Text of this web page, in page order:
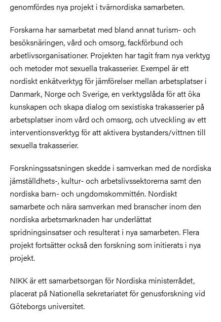
genomfördes nya projekt i tvärnordiska samarbeten.
Forskarna har samarbetat med bland annat turism- och
besöksnäringen, vård och omsorg, fackförbund och
arbetlivsorganisationer. Projekten har tagit fram nya verktyg
och metoder mot sexuella trakasserier. Exempel är ett
nordiskt enkätverktyg för jämförelser mellan arbetsplatser i
Danmark, Norge och Sverige, en verktygslåda för att öka
kunskapen och skapa dialog om sexistiska trakasserier på
arbetsplatser inom vård och omsorg, och utveckling av ett
interventionsverktyg för att aktivera bystanders/vittnen till
sexuella trakasserier.
Forskningssatsningen skedde i samverkan med de nordiska
jämställdhets-, kultur- och arbetslivssektorerna samt den
nordiska barn- och ungdomskommittén. Nordiskt
samarbete och nära samverkan med branscher inom den
nordiska arbetsmarknaden har underlättat
spridningsinsatser och resulterat i nya samarbeten. Flera
projekt fortsätter också den forskning som initierats i nya
projekt.
NIKK är ett samarbetsorgan för Nordiska ministerrådet,
placerat på Nationella sekretariatet för genusforskning vid
Göteborgs universitet.